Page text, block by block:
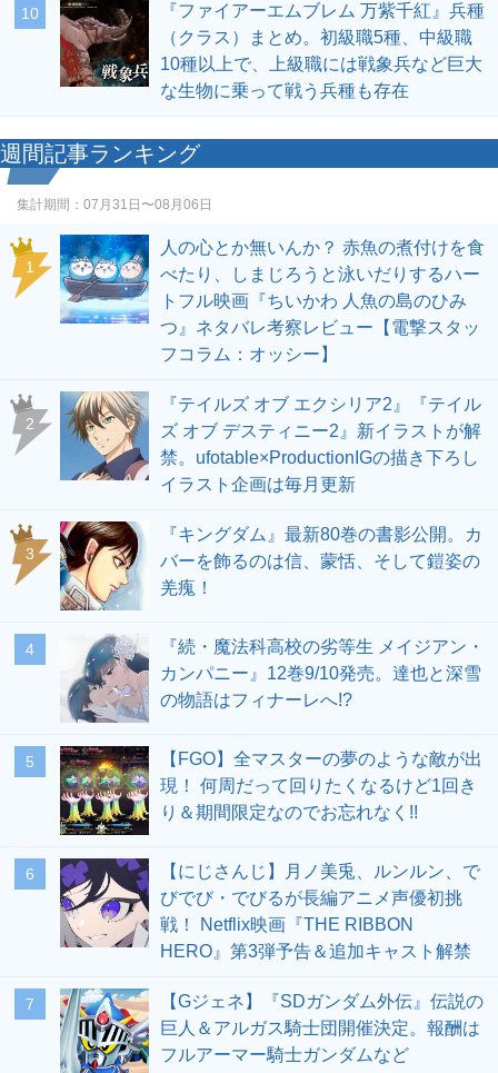
10
『ファイアーエムブレム 万紫千紅』兵種
（クラス）まとめ。初級職5種、中級職
10種以上で、上級職には戦象兵など巨大
な生物に乗って戦う兵種も存在
週間記事ランキング
集計期間： 07月31日〜08月06日
1
人の心とか無いんか？ 赤魚の煮付けを食
べたり、しまじろうと泳いだりするハー
トフル映画『ちいかわ 人魚の島のひみ
つ』ネタバレ考察レビュー【電撃スタッ
フコラム：オッシー】
2
『テイルズ オブ エクシリア2』『テイル
ズ オブ デスティニー2』新イラストが解
禁。ufotable×ProductionIGの描き下ろし
イラスト企画は毎月更新
3
『キングダム』最新80巻の書影公開。カ
バーを飾るのは信、蒙恬、そして鎧姿の
羌瘣！
4
『続・魔法科高校の劣等生 メイジアン・
カンパニー』12巻9/10発売。達也と深雪
の物語はフィナーレへ!?
5
【FGO】全マスターの夢のような敵が出
現！ 何周だって回りたくなるけど1回き
り＆期間限定なのでお忘れなく!!
6
【にじさんじ】月ノ美兎、ルンルン、で
びでび・でびるが長編アニメ声優初挑
戦！ Netflix映画『THE RIBBON
HERO』第3弾予告＆追加キャスト解禁
7
【Gジェネ】『SDガンダム外伝』伝説の
巨人＆アルガス騎士団開催決定。報酬は
フルアーマー騎士ガンダムなど